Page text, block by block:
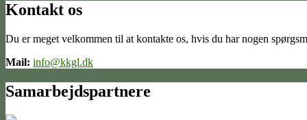
Kontakt os
Du er meget velkommen til at kontakte os, hvis du har nogen
Mail: info@kkgl.dk
Samarbejdspartnere